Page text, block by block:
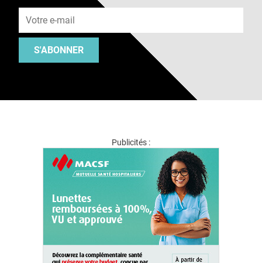
S'ABONNER
Publicités :